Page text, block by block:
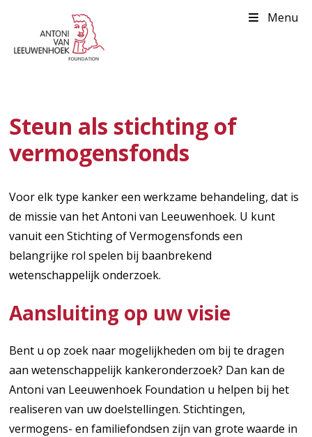
Menu
Steun als stichting of
vermogensfonds
Voor elk type kanker een werkzame behandeling, dat is
de missie van het Antoni van Leeuwenhoek. U kunt
vanuit een Stichting of Vermogensfonds een
belangrijke rol spelen bij baanbrekend
wetenschappelijk onderzoek.
Aansluiting op uw visie
Bent u op zoek naar mogelijkheden om bij te dragen
aan wetenschappelijk kankeronderzoek? Dan kan de
Antoni van Leeuwenhoek Foundation u helpen bij het
realiseren van uw doelstellingen. Stichtingen,
vermogens- en familiefondsen zijn van grote waarde in